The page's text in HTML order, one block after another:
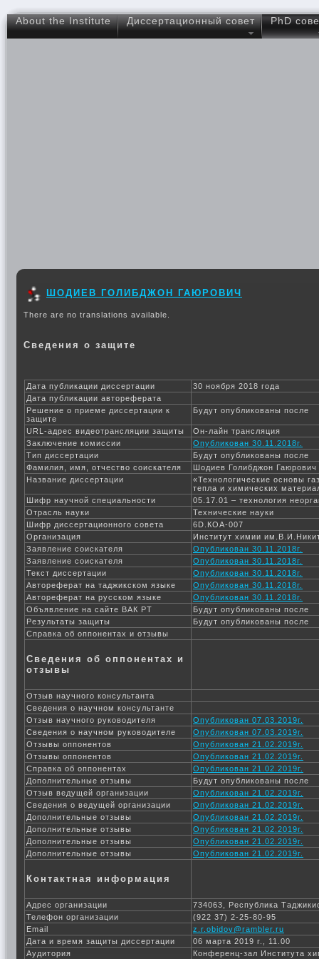
About the Institute Диссертационный совет PhD
ШОДИЕВ ГОЛИБДЖОН ГАЮРОВИЧ
There are no translations available.
Сведения о защите
Дата публикации диссертации
30 ноября 2018 года
Дата публикации автореферата
Решение о приеме диссертации к
защите
Будут опубликованы после
URL-адрес видеотрансляции защиты
Он-лайн трансляция
Заключение комиссии
Опубликован 30.11.2018г.
Тип диссертации
Будут опубликованы после
Фамилия, имя, отчество соискателя
Шодиев Голибджон Гаюрович
Название диссертации
«Технологические основы
тепла и химических
Шифр научной специальности
05.17.01 – технология
Отрасль науки
Технические науки
Шифр диссертационного совета
6D.КОА-007
Организация
Институт химии
Заявление соискателя
Опубликован 30.11.2018г.
Заявление соискателя
Опубликован 30.11.2018г.
Текст диссертации
Опубликован 30.11.2018г.
Автореферат на таджикском языке
Опубликован 30.11.2018г.
Автореферат на русском языке
Опубликован 30.11.2018г.
Объявление на сайте ВАК РТ
Будут опубликованы после
Результаты защиты
Будут опубликованы после
Справка об оппонентах и отзывы
Сведения об оппонентах и
отзывы
Отзыв научного консультанта
Сведения о научном консультанте
Отзыв научного руководителя
Опубликован 07.03.2019г.
Сведения о научном руководителе
Опубликован 07.03.2019г.
Отзывы оппонентов
Опубликован 21.02.2019г.
Отзывы оппонентов
Опубликован 21.02.2019г.
Справка об оппонентах
Опубликован 21.02.2019г.
Дополнительные отзывы
Будут опубликованы после
Отзыв ведущей организации
Опубликован 21.02.2019г.
Сведения о ведущей организации
Опубликован 21.02.2019г.
Дополнительные отзывы
Опубликован 21.02.2019г.
Дополнительные отзывы
Опубликован 21.02.2019г.
Дополнительные отзывы
Опубликован 21.02.2019г.
Дополнительные отзывы
Опубликован 21.02.2019г.
Контактная информация
Адрес организации
734063, Республика
Телефон организации
(922 37) 2-25-80-95
Email
z.r.obidov@rambler.ru
Дата и время защиты диссертации
06 марта 2019 г., 11.00
Аудитория
Конференц-зал Института